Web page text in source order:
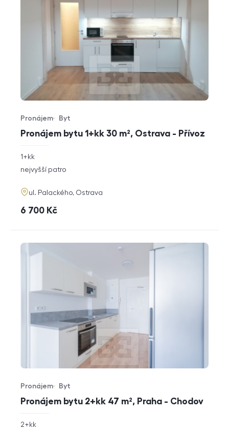
Pronájem bytu 1+kk 30 m², Ostrava - Přívoz
Typ nabídky
Pronájem
Typ nemovitosti
Byt
rozměry
dispozice
1+kk
funkce
nejvyšší patro
adresa
ul. Palackého, Ostrava
cena
6 700 Kč
Pronájem bytu 2+kk 47 m², Praha - Chodov
Typ nabídky
Pronájem
Typ nemovitosti
Byt
rozměry
2+kk